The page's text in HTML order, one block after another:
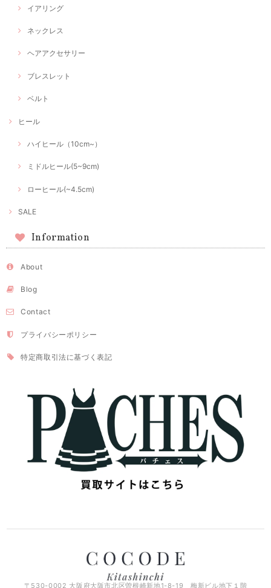
イアリング
ネックレス
ヘアアクセサリー
ブレスレット
ベルト
ヒール
ハイヒール（10cm~）
ミドルヒール(5~9cm)
ローヒール(~4.5cm)
SALE
Information
About
Blog
Contact
プライバシーポリシー
特定商取引法に基づく表記
〒530-0002 大阪府大阪市北区曽根崎新地1-8-19 梅新ビル地下１階